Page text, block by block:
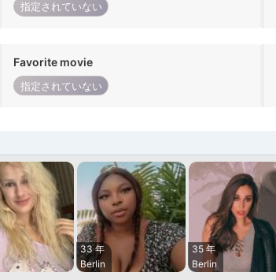
指定されていない
Favorite movie
指定されていない
33 年
Berlin
35 年
Berlin